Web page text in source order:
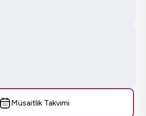
Müsaitlik Takvimi